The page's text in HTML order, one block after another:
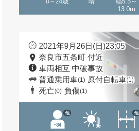
13.0m
2021年9月26日(日)23:05
奈良市五条町 付近
車両相互 中破事故
普通乗用車(1) 原付自転車(1)
死亡(0) 負傷(1)
他 他